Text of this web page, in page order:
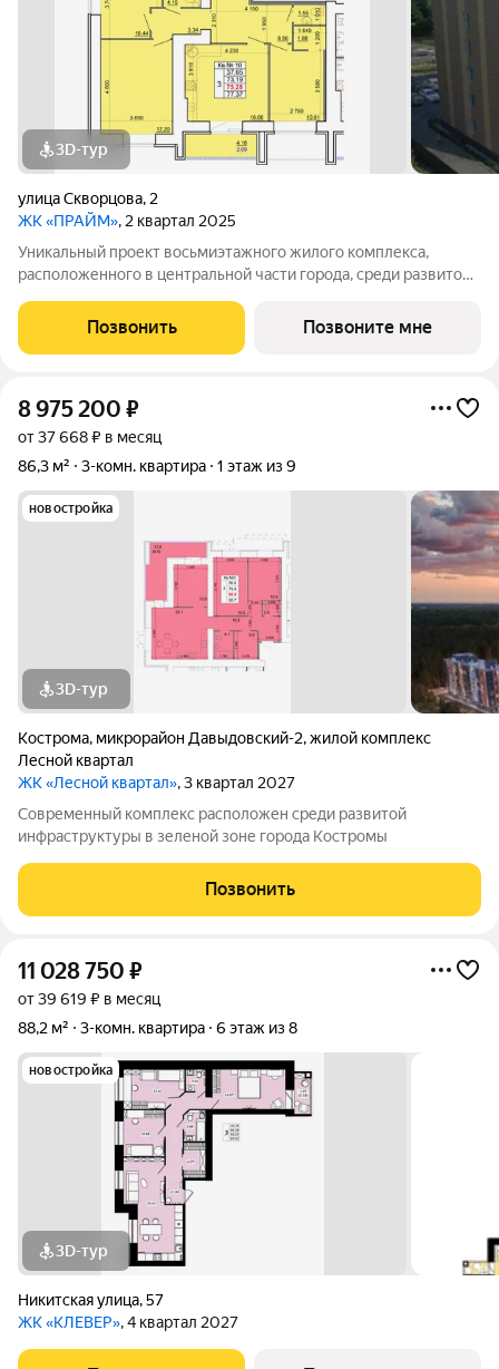
3D-тур
улица Скворцова, 2
ЖК «ПРАЙМ», 2 квартал 2025
Уникальный проект восьмиэтажного жилого комплекса,
расположенного в центральной части города, среди развитой
комфорт класса из теплого керамического кирпича, с
панорамным остеклением окон и
Позвонить Позвоните мне
8 975 200 ₽
от 37 668 ₽ в месяц
86,3 м²
3-комн. квартира 1 этаж из 9
новостройка
3D-тур
Кострома, микрорайон Давыдовский-2,жилой комплекс
Лесной квартал
ЖК «Лесной квартал», 3 квартал 2027
Современный комплекс расположен среди развитой
инфраструктуры в зеленой зоне города Костромы
Позвонить
11 028 750 ₽
от 39 619 ₽ в месяц
88,2 м²
3-комн. квартира 6 этаж из 8
новостройка
3D-тур
Никитская улица,57
ЖК «КЛЕВЕР», 4 квартал 2027